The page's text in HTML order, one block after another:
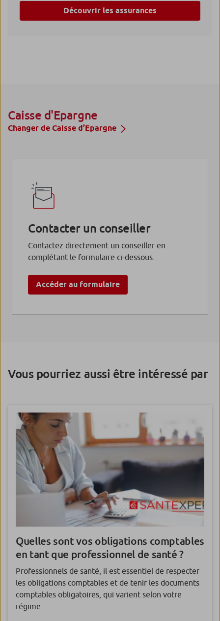
d’un déplacement.Découvrir les assurances
Caisse d'Epargne
Changer de Caisse d’Epargne
Contacter un conseiller
Contactez directement un conseiller en
complétant le formulaire ci-dessous.
Accéder au formulaire
Vous pourriez aussi être intéressé par
Quelles sontvos obligations comptables
en tant que professionnel de santé ?
Professionnels de santé, il est essentiel de respecter
les obligations comptables et de tenir les documents
comptables obligatoires, qui varient selon votre
régime.